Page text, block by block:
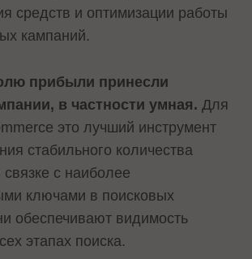
средств и оптимизации работы
кампаний.
прибыли принесли
в частности умная.Для
это лучший инструмент
стабильного количества
с наиболее
ключами в поисковых
обеспечивают видимость
этапах поиска.